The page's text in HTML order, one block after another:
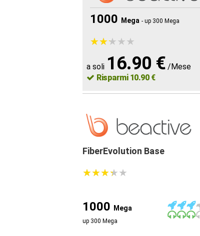
1000 Mega - up 300 Mega
★★★★★
★★★★★
a soli 16.90 € /Mese
Risparmi 10.90 €
FiberEvolution Base
★★★★★
★★★★★
1000 Mega
up 300 Mega